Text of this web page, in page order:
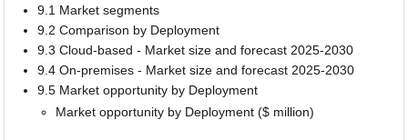
9.1 Market segments
9.2 Comparison by Deployment
9.3 Cloud-based - Market size and forecast 2025-2030
9.4 On-premises - Market size and forecast 2025-2030
9.5 Market opportunity by Deployment
Market opportunity by Deployment ($ million)